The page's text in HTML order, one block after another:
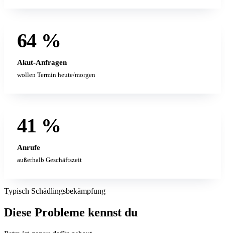
64 %
Akut-Anfragen
wollen Termin heute/morgen
41 %
Anrufe
außerhalb Geschäftszeit
Typisch Schädlingsbekämpfung
Diese Probleme kennst du